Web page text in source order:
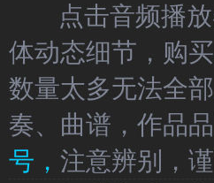
点击音频播放
体动态细节，购
数量太多无法全
奏、曲谱，作品
号， 注意辨别，谨